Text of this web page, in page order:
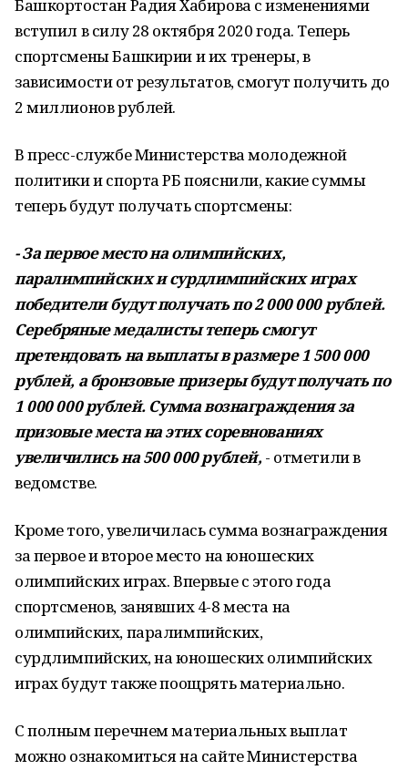
Башкортостан Радия Хабирова с изменениями
вступил в силу 28 октября 2020 года. Теперь
спортсмены Башкирии и их тренеры, в
зависимости от результатов, смогут получить до
2 миллионов рублей.
В пресс-службе Министерства молодежной
политики и спорта РБ пояснили, какие суммы
теперь будут получать спортсмены:
- За первое место на олимпийских,
паралимпийских и сурдлимпийских играх
победители будут получать по 2 000 000 рублей.
Серебряные медалисты теперь смогут
претендовать на выплаты в размере 1 500 000
рублей, а бронзовые призеры будут получать по
1 000 000 рублей. Сумма вознаграждения за
призовые места на этих соревнованиях
увеличились на 500 000 рублей, - отметили в
ведомстве.
Кроме того, увеличилась сумма вознаграждения
за первое и второе место на юношеских
олимпийских играх. Впервые с этого года
спортсменов, занявших 4-8 места на
олимпийских, паралимпийских,
сурдлимпийских, на юношеских олимпийских
играх будут также поощрять материально.
С полным перечнем материальных выплат
можно ознакомиться на сайте Министерства